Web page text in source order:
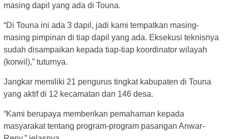
masing dapil yang ada di Touna.
“Di Touna ini ada 3 dapil, jadi kami tempatkan masing-
masing pimpinan di tiap dapil yang ada. Eksekusi teknisnya
sudah disampaikan kepada tiap-tiap koordinator wilayah
(korwil),” tuturnya.
Jangkar memiliki 21 pengurus tingkat kabupaten di Touna
yang aktif di 12 kecamatan dan 146 desa.
“Kami berupaya memberikan pemahaman kepada
masyarakat tentang program-program pasangan Anwar-